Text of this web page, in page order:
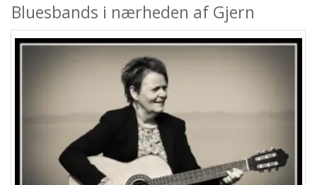
Bluesbands i nærheden af Gjern